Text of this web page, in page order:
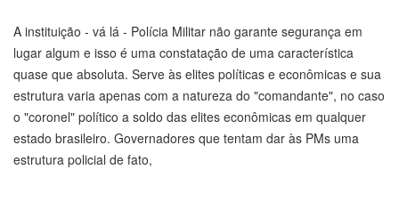
A instituição - vá lá - Polícia Militar não garante segurança em
lugar algum e isso é uma constatação de uma característica
quase que absoluta. Serve às elites políticas e econômicas e sua
estrutura varia apenas com a natureza do "comandante", no caso
o "coronel" político a soldo das elites econômicas em qualquer
estado brasileiro. Governadores que tentam dar às PMs uma
estrutura policial de fato,